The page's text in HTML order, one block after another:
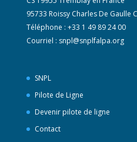
95733 Roissy Charles De Gaulle
Téléphone : +33 1 49 89 24 00
Courriel : snpl@snplfalpa.org
SNPL
Pilote de Ligne
Devenir pilote de ligne
Contact